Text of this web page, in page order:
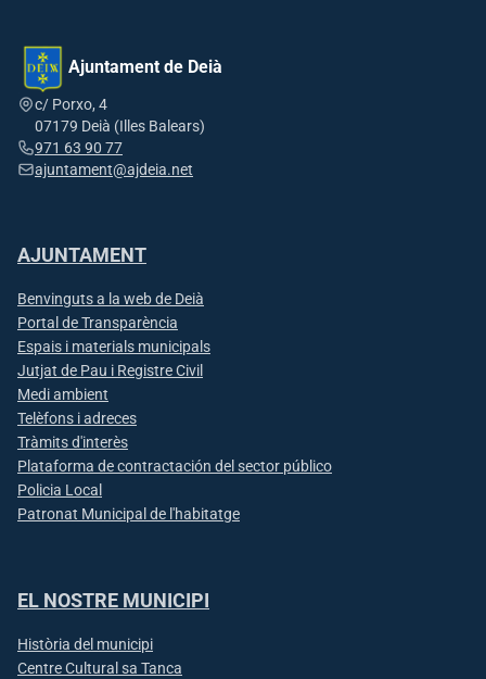
Ajuntament de Deià
c/ Porxo, 4
07179 Deià (Illes Balears)
971 63 90 77
ajuntament@ajdeia.net
AJUNTAMENT
Benvinguts a la web de Deià
Portal de Transparència
Espais i materials municipals
Jutjat de Pau i Registre Civil
Medi ambient
Telèfons i adreces
Tràmits d'interès
Plataforma de contractación del sector público
Policia Local
Patronat Municipal de l'habitatge
EL NOSTRE MUNICIPI
Història del municipi
Centre Cultural sa Tanca